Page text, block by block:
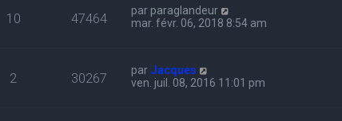
10 47464 par paraglandeur
mar. févr. 06, 2018 8:54 am
2 30267 par Jacques
ven. juil. 08, 2016 11:01 pm